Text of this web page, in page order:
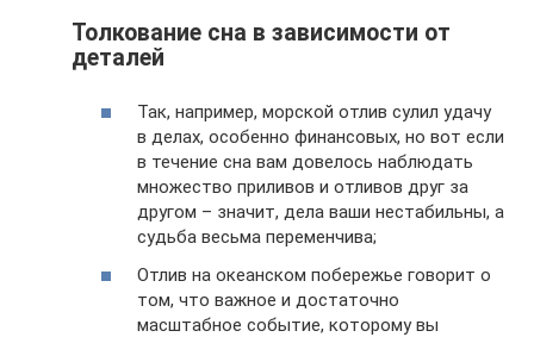
Толкование сна в зависимости от
деталей
Так, например, морской отлив сулил удачу
в делах, особенно финансовых, но вот если
в течение сна вам довелось наблюдать
множество приливов и отливов друг за
другом – значит, дела ваши нестабильны, а
судьба весьма переменчива;
Отлив на океанском побережье говорит о
том, что важное и достаточно
масштабное событие, которому вы